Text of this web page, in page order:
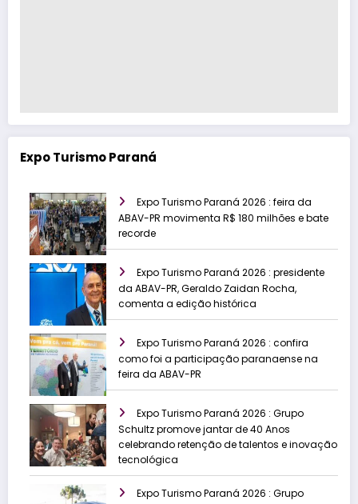
Expo Turismo Paraná
Expo Turismo Paraná 2026 : feira da
ABAV-PR movimenta R$ 180 milhões e bate
recorde
Expo Turismo Paraná 2026 : presidente
da ABAV-PR, Geraldo Zaidan Rocha,
comenta a edição histórica
Expo Turismo Paraná 2026 : confira
como foi a participação paranaense na
feira da ABAV-PR
Expo Turismo Paraná 2026 : Grupo
Schultz promove jantar de 40 Anos
celebrando retenção de talentos e inovação
tecnológica
Expo Turismo Paraná 2026 : Grupo